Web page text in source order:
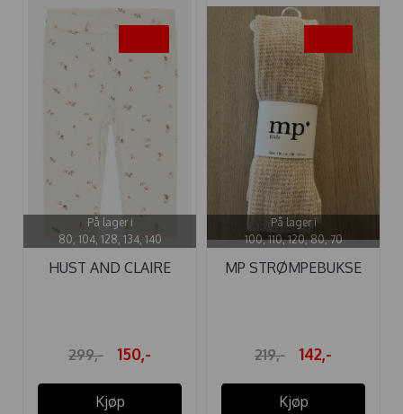
På lager i
80, 104, 128, 134, 140
HUST AND CLAIRE
299,- 150,-
Kjøp
På lager i
100, 110, 120, 80, 70
MP STRØMPEBUKSE
219,- 142,-
Kjøp